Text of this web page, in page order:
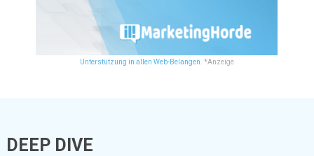
Unterstützung in allen Web-Belangen. *Anzeige
DEEP DIVE